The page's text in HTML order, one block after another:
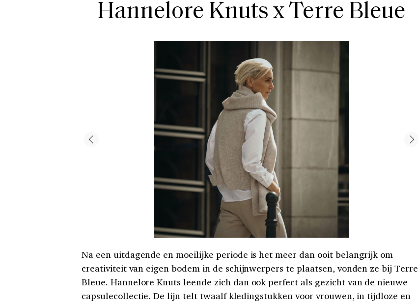
Hannelore Knuts x Terre Bleue
Na een uitdagende en moeilijke periode is het meer dan ooit belangrijk om
creativiteit van eigen bodem in de schijnwerpers te plaatsen, vonden ze bij Terre
Bleue. Hannelore Knuts leende zich dan ook perfect als gezicht van de nieuwe
capsulecollectie. De lijn telt twaalf kledingstukken voor vrouwen, in tijdloze en